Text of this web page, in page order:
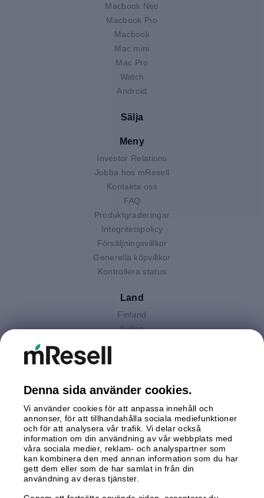
Macbook Neo
Macbook Pro
Macbook
Mac mini
Mac Pro
Watch
Android
Sälja
Meny
Investor Relations
Jobba hos mResell
Kontakta oss
FAQ
Produktgraderingar
Integritetspolicy
Försäljningsvillkor
Generella köpvillkor
Kontrollera status
Land
Finland
Italien
Storbritannien
Tyskland
Österrike
Betalningar
Denna sida använder cookies.
Vi använder cookies för att anpassa innehåll och
annonser, för att tillhandahålla sociala mediefunktioner
och för att analysera vår trafik. Vi delar också
information om din användning av vår webbplats med
våra sociala medier, reklam- och analyspartner som
kan kombinera den med annan information som du har
gett dem eller som de har samlat in från din
användning av deras tjänster.